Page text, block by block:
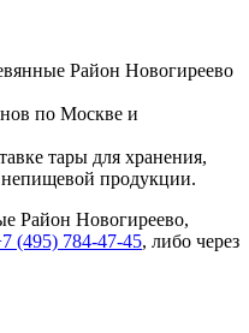
Район Новогиреево
по Москве и
тары для хранения,
продукции.
Район Новогиреево,
(495) 784-47-45, либо через